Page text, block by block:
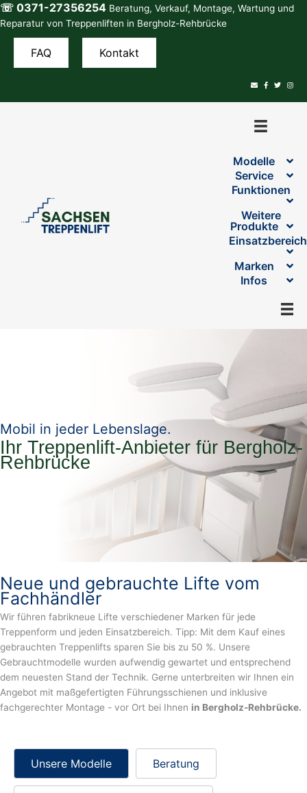
Zum
Inhalt
springen
☏ 0371-27356254 Beratung, Verkauf, Montage, Wartung und
Reparatur von Treppenliften in Bergholz-Rehbrücke
FAQ Kontakt
Modelle
Service
Funktionen
Weitere
Produkte
Marken
Infos
Mobil in jeder Lebenslage.
Ihr Treppenlift-Anbieter für Bergholz-
Rehbrücke
Neue und gebrauchte Lifte vom
Fachhändler
Wir führen fabrikneue Lifte verschiedener Marken für jede
Treppenform und jeden Einsatzbereich. Tipp: Mit dem Kauf eines
gebrauchten Treppenlifts sparen Sie bis zu 50 %. Unsere
Gebrauchtmodelle wurden aufwendig gewartet und entsprechend
dem neuesten Stand der Technik. Gerne unterbreiten wir Ihnen ein
Angebot mit maßgefertigten Führungsschienen und inklusive
fachgerechter Montage - vor Ort bei Ihnen in Bergholz-Rehbrücke.
Unsere Modelle Beratung